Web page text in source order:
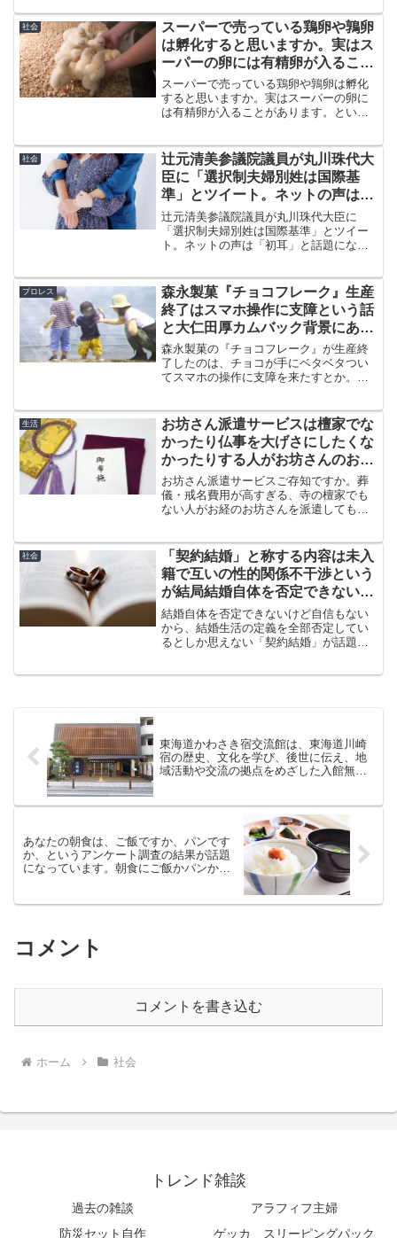
報道にもそれがあった。みなさんはどう
考えますか。
社会
スーパーで売っている鶏卵や鶉卵
は孵化すると思いますか。実はス
ーパーの卵には有精卵が入ること
があります。ということは……
スーパーで売っている鶏卵や鶉卵は孵化
すると思いますか。実はスーパーの卵に
は有精卵が入ることがあります。という
精卵に比べて栄養の違いはどうだと思わ
れますか。
社会
辻元清美参議院議員が丸川珠代大
臣に「選択制夫婦別姓は国際基
準」とツイート。ネットの声は
「初耳」と話題になっています
辻元清美参議院議員が丸川珠代大臣に
「選択制夫婦別姓は国際基準」とツイー
ト。ネットの声は「初耳」と話題になっ
ージーランド、オーストラリア、デンマ
ークなどむしろ少数です。
プロレス
森永製菓『チョコフレーク』生産
終了はスマホ操作に支障という話
と大仁田厚カムバック背景にある
プロレス界の依存問題
森永製菓の『チョコフレーク』が生産終
了したのは、チョコが手にベタベタつい
てスマホの操作に支障を来たすとか。そ
田厚に依存しているというプロレス界の
問題も感じます。
生活
お坊さん派遣サービスは檀家でな
かったり仏事を大げさにしたくな
かったりする人がお坊さんのお
経、戒名などを買うサービス
お坊さん派遣サービスご存知ですか。葬
儀・戒名費用が高すぎる、寺の檀家でも
ない人がお経のお坊さんを派遣してもら
に金額を決め商品化し金儲けに走ってい
るとの批判もあります。
社会
「契約結婚」と称する内容は未入
籍で互いの性的関係不干渉という
が結局結婚自体を否定できないけ
ど自信もないだけの話
結婚自体を否定できないけど自信もない
から、結婚生活の定義を全部否定してい
るとしか思えない「契約結婚」が話題に
東海道かわさき宿交流館は、東海道川崎
宿の歴史、文化を学び、後世に伝え、地
域活動や交流の拠点をめざした入館無料
あなたの朝食は、ご飯ですか、パンです
か、というアンケート調査の結果が話題
になっています。朝食にご飯かパンかは
コメント
コメントを書き込む
ホーム 社会
トレンド雑談
過去の雑談
アラフィフ主婦
防災セット自作
ゲッカ スリーピングパック